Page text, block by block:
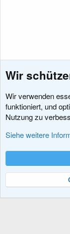
Jobs und Angebote
R
Community platform by
Wir
Wir verwenden
funktioniert, und
Nutzung zu
Siehe weitere